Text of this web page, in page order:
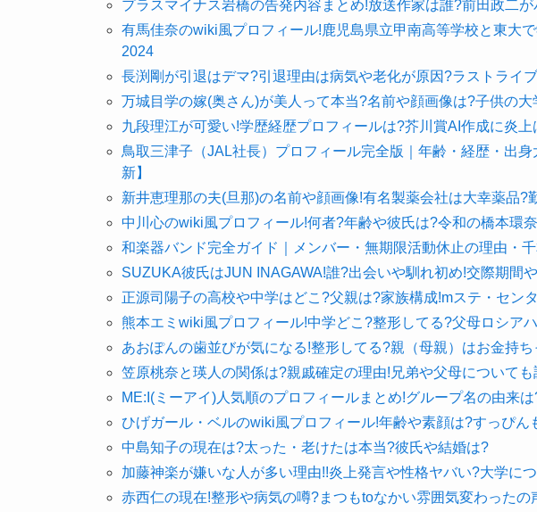
プラスマイナス岩橋の告発内容まとめ!放送作家は誰?前田政二
有馬佳奈のwiki風プロフィール!鹿児島県立甲南高等学校と東大
2024
長渕剛が引退はデマ?引退理由は病気や老化が原因?ラストライ
万城目学の嫁(奥さん)が美人って本当?名前や顔画像は?子供の
九段理江が可愛い!学歴経歴プロフィールは?芥川賞AI作成に炎上
鳥取三津子（JAL社長）プロフィール完全版｜年齢・経歴・出
新】
新井恵理那の夫(旦那)の名前や顔画像!有名製薬会社は大幸薬品?
中川心のwiki風プロフィール!何者?年齢や彼氏は?令和の橋本環
和楽器バンド完全ガイド｜メンバー・無期限活動休止の理由・
SUZUKA彼氏はJUN INAGAWA!誰?出会いや馴れ初め!交際期間
正源司陽子の高校や中学はどこ?父親は?家族構成!mステ・セン
熊本エミwiki風プロフィール!中学どこ?整形してる?父母ロシア
あおぽんの歯並びが気になる!整形してる?親（母親）はお金持
笠原桃奈と瑛人の関係は?親戚確定の理由!兄弟や父母についても
ME:I(ミーアイ)人気順のプロフィールまとめ!グループ名の由来
ひげガール・ベルのwiki風プロフィール!年齢や素顔は?すっぴん
中島知子の現在は?太った・老けたは本当?彼氏や結婚は?
加藤神楽が嫌いな人が多い理由!!炎上発言や性格ヤバい?大学に
赤西仁の現在!整形や病気の噂?まつもtoなかい雰囲気変わったの